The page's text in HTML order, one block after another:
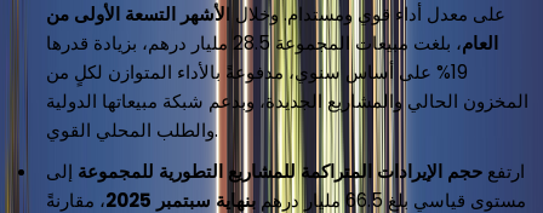
على معدل أداء قوي ومستدام. وخلال الأشهر التسعة الأولى من
العام
، بلغت مبيعات المجموعة 28.5 مليار درهم، بزيادة قدرها
19% على أساس سنوي، مدفوعةً بالأداء المتوازن لكلٍ من
المخزون الحالي والمشاريع الجديدة، وبدعم شبكة مبيعاتها الدولية
والطلب المحلي القوي.
ارتفع حجم الإيرادات المتراكمة للمشاريع التطورية للمجموعة إلى
مستوى قياسي بلغ 66.5 مليار درهم
بنهاية سبتمبر 2025
، مقارنةً